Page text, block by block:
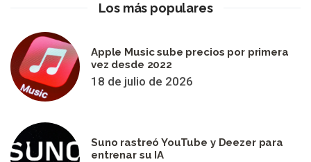
Los más populares
Apple Music sube precios por primera
vez desde 2022
18 de julio de 2026
Suno rastreó YouTube y Deezer para
entrenar su IA